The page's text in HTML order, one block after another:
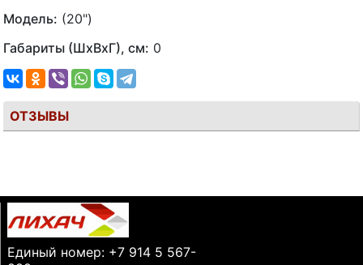
Модель: (20")
Габариты (ШхВхГ), см: 0
ОТЗЫВЫ
Единый номер: +7 914 5 567-